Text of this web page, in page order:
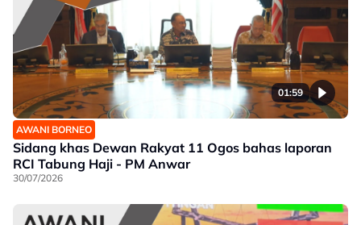
01:59
AWANI BORNEO
Sidang khas Dewan Rakyat 11 Ogos bahas laporan
RCI Tabung Haji - PM Anwar
30/07/2026